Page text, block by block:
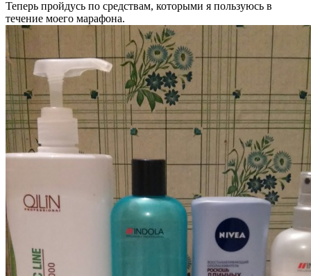
Теперь пройдусь по средствам, которыми я пользуюсь в
течение моего марафона.